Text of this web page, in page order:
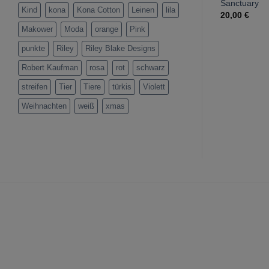
Kind kona Kona Cotton Leinen lila
Makower Moda orange Pink
punkte Riley Riley Blake Designs
Robert Kaufman rosa rot schwarz
streifen Tier Tiere türkis Violett
Weihnachten weiß xmas
Sanctuary
20,00 €